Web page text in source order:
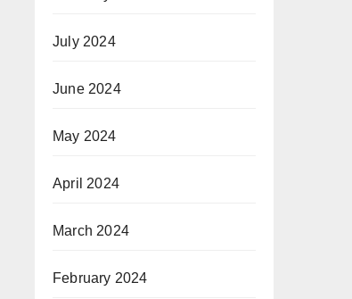
July 2024
June 2024
May 2024
April 2024
March 2024
February 2024